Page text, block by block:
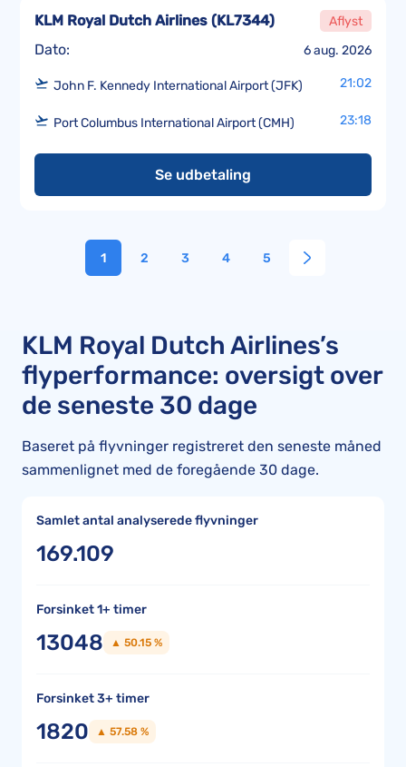
Dato: 6 aug. 2026
KLM Royal Dutch Airlines (KL7344) Aflyst
John F. Kennedy International Airport (JFK) 21:02
Port Columbus International Airport (CMH) 23:18
Se udbetaling
1 2 3 4 5
KLM Royal Dutch Airlines’s
flyperformance: oversigt over
de seneste 30 dage
Baseret på flyvninger registreret den seneste måned
sammenlignet med de foregående 30 dage.
Samlet antal analyserede flyvninger
169.109
Forsinket 1+ timer
13048 ▲ 50.15 %
Forsinket 3+ timer
1820 ▲ 57.58 %